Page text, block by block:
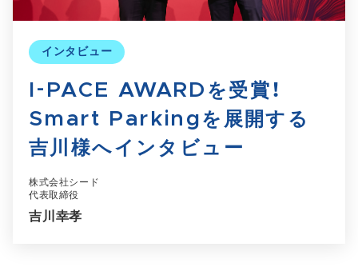
インタビュー
I-PACE AWARDを受賞！
Smart Parkingを展開する
吉川様へインタビュー
株式会社シード
代表取締役
吉川幸孝